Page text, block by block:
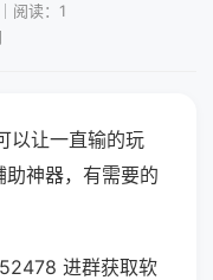
阅读：1
以让一直输的玩
助神器，有需要的
进群获取软